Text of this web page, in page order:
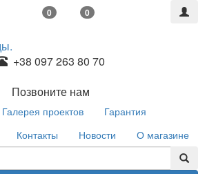
0 0
+38 097 263 80 70
Позвоните нам
Галерея проектов
Гарантия
Контакты Новости
О магазине